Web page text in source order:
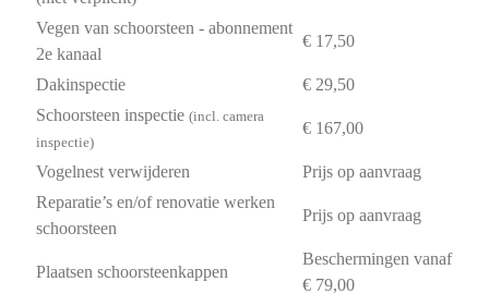
Vegen van schoorsteen - abonnement
2e kanaal
€ 17,50
Dakinspectie
€ 29,50
Schoorsteen inspectie (incl. camera
inspectie)
€ 167,00
Vogelnest verwijderen
Prijs op aanvraag
Reparatie’s en/of renovatie werken
schoorsteen
Prijs op aanvraag
Plaatsen schoorsteenkappen
Beschermingen vanaf
€ 79,00